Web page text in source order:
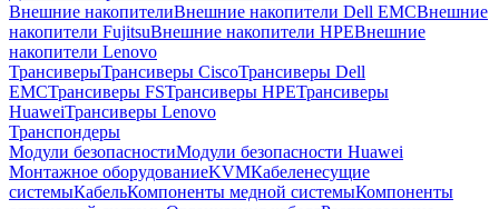
Внешние накопителиВнешние накопители Dell EMCВнешние
накопители FujitsuВнешние накопители HPEВнешние
накопители Lenovo
ТрансиверыТрансиверы CiscoТрансиверы Dell
EMCТрансиверы FSТрансиверы HPEТрансиверы
HuaweiТрансиверы Lenovo
Транспондеры
Модули безопасностиМодули безопасности Huawei
Монтажное оборудованиеKVMКабеленесущие
системыКабельКомпоненты медной системыКомпоненты